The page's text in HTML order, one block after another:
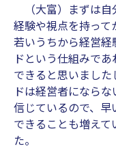
（大富）まずは自
経験や視点を持って
若いうちから経営
ドという仕組みで
できると思いまし
ドは経営者になら
信じているので、
できることも増え
た。